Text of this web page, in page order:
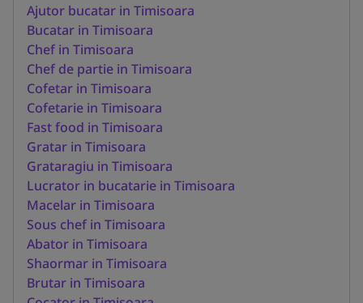
Ajutor bucatar in Timisoara
Bucatar in Timisoara
Chef in Timisoara
Chef de partie in Timisoara
Cofetar in Timisoara
Cofetarie in Timisoara
Fast food in Timisoara
Gratar in Timisoara
Grataragiu in Timisoara
Lucrator in bucatarie in Timisoara
Macelar in Timisoara
Sous chef in Timisoara
Abator in Timisoara
Shaormar in Timisoara
Brutar in Timisoara